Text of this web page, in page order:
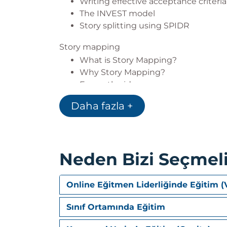
The INVEST model
Story splitting using SPIDR
Story mapping
What is Story Mapping?
Why Story Mapping?
Frame the idea
User Types
Activities
Daha fazla +
Neden Bizi
Online Eğitmen Liderliğinde Eğitim
Sınıf Ortamında Eğitim